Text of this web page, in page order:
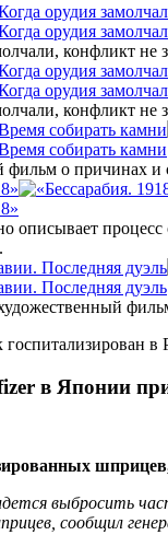
орудия
орудия
конфликт
орудия
орудия
конфликт
собирать камни
собирать камни
о причинах и
описывает
Последняя дуэль
Последняя дуэль
в Японии
выбросить
сообщил